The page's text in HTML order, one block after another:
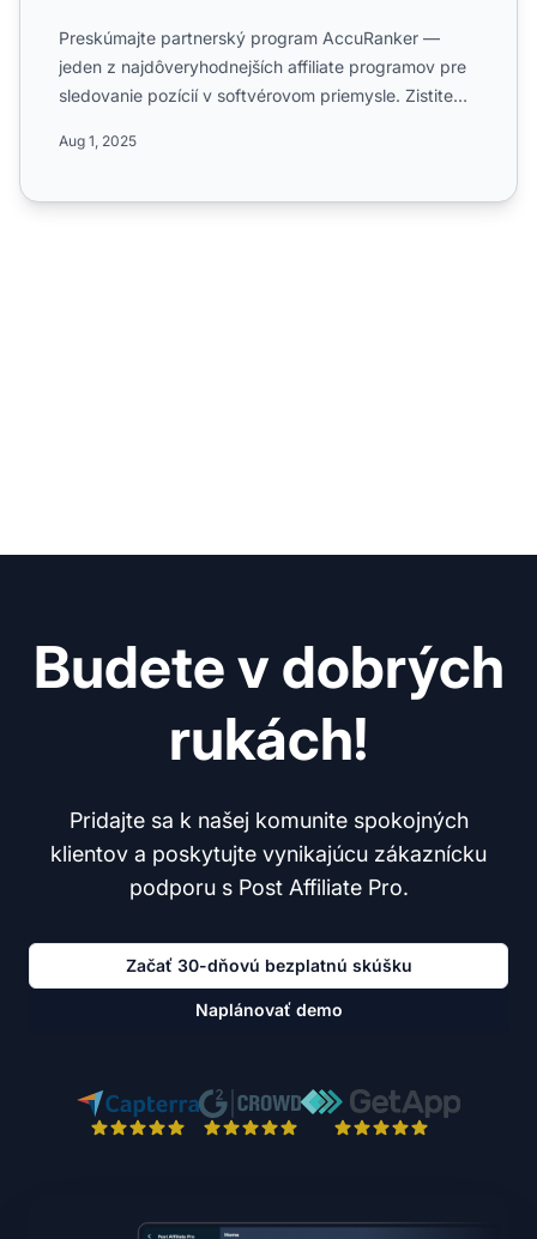
Preskúmajte partnerský program AccuRanker —
jeden z najdôveryhodnejších affiliate programov pre
sledovanie pozícií v softvérovom priemysle. Zistite
Aug 1, 2025
Budete v dobrých
rukách!
Pridajte sa k našej komunite spokojných
klientov a poskytujte vynikajúcu zákaznícku
podporu s Post Affiliate Pro.
Začať 30-dňovú bezplatnú skúšku
Naplánovať demo